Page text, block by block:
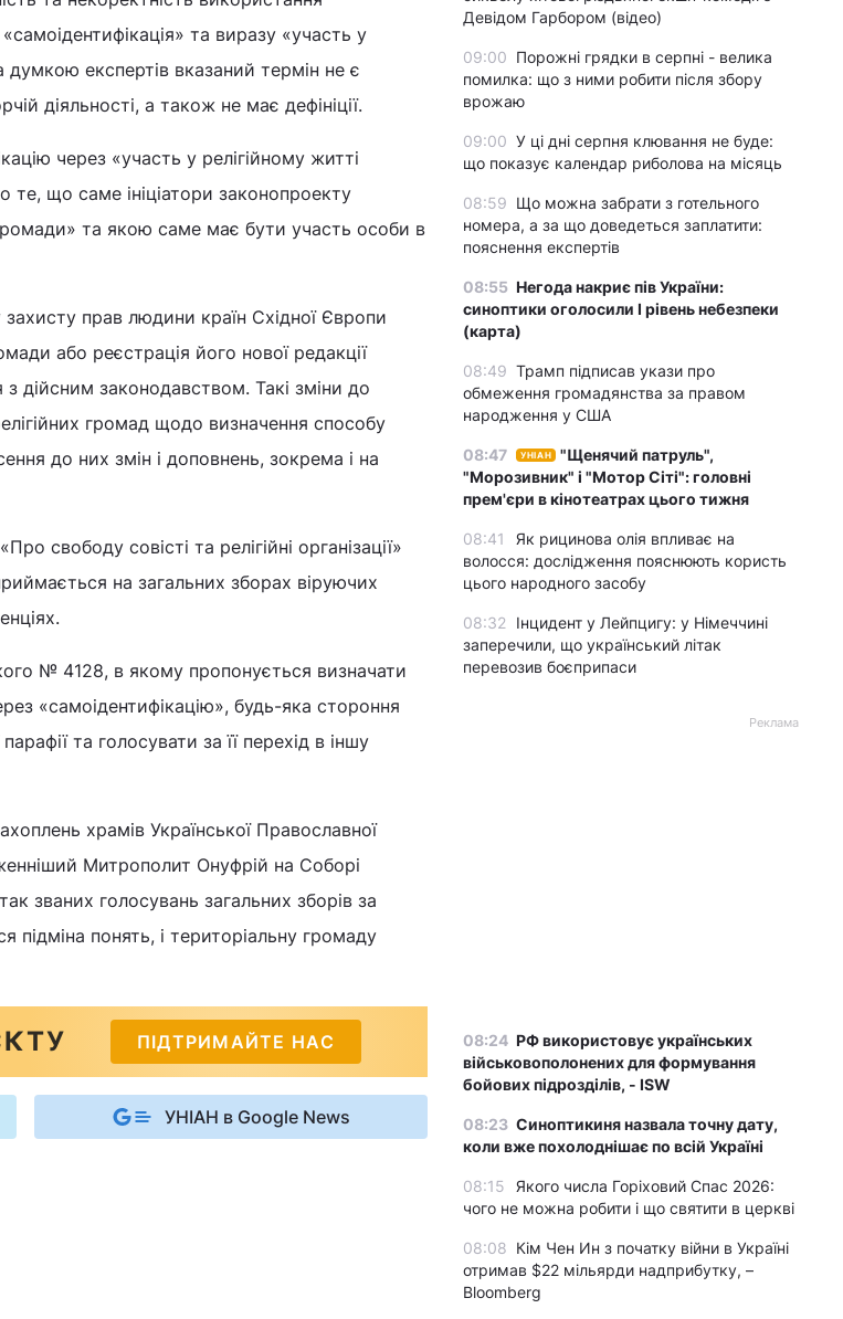
та виразу «участь у
думкою експертів вказаний термін не є
діяльності, а також не має дефініції.
через «участь у релігійному житті
те, що саме ініціатори законопроекту
та якою саме має бути участь особи в
прав людини країн Східної Європи
або реєстрація його нової редакції
дійсним законодавством. Такі зміни до
громад щодо визначення способу
до них змін і доповнень, зокрема і на
свободу совісті та релігійні організації»
на загальних зборах віруючих
№ 4128, в якому пропонується визначати
«самоідентифікацію», будь-яка стороння
та голосувати за її перехід в іншу
храмів Української Православної
Митрополит Онуфрій на Соборі
званих голосувань загальних зборів за
підміна понять, і територіальну громаду
ПІДТРИМАЙТЕ НАС
УНІАН в Google News
Девідом Гарбором (відео)
09:00 Порожні грядки в серпні - велика
помилка: що з ними робити після збору
врожаю
09:00 У ці дні серпня клювання не буде:
що показує календар риболова на місяць
08:59 Що можна забрати з готельного
номера, а за що доведеться заплатити:
пояснення експертів
08:55 Негода накриє пів України:
синоптики оголосили І рівень небезпеки
(карта)
08:49 Трамп підписав укази про
обмеження громадянства за правом
народження у США
08:47 УНІАН
"Щенячий патруль",
"Морозивник" і "Мотор Сіті": головні
прем'єри в кінотеатрах цього тижня
08:41
Як рицинова олія впливає на
волосся: дослідження пояснюють користь
цього народного засобу
08:32
Інцидент у Лейпцигу: у Німеччині
заперечили, що український літак
перевозив боєприпаси
Реклама
08:24 РФ використовує українських
військовополонених для формування
бойових підрозділів, - ISW
08:23 Синоптикиня назвала точну дату,
коли вже похолоднішає по всій Україні
08:15
Якого числа Горіховий Спас 2026:
чого не можна робити і що святити в церкві
08:08 Кім Чен Ин з початку війни в Україні
отримав $22 мільярди надприбутку, –
Bloomberg